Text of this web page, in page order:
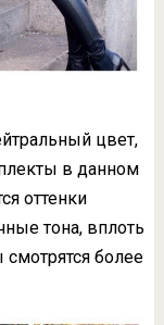
цвет,
в данном
оттенки
тона, вплоть
смотрятся более